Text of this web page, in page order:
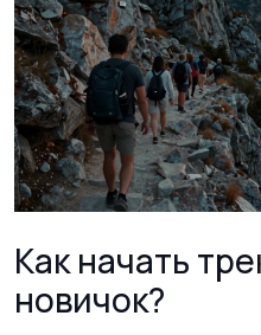
Как начать
новичок?